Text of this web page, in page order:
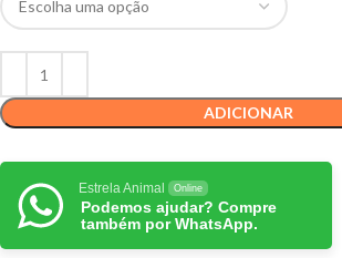
ADICIONAR
Estrela Animal Online
Podemos ajudar? Compre
também por WhatsApp.